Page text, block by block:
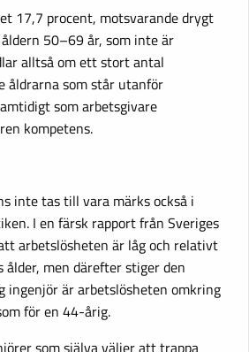
17,7 procent, motsvarande drygt
50–69 år, som inte är
alltså om ett stort antal
åldrarna som står utanför
som arbetsgivare
kompetens.
inte tas till vara märks också i
I en färsk rapport från Sveriges
arbetslösheten är låg och relativt
men därefter stiger den
ingenjör är arbetslösheten omkring
för en 44-årig.
som själva väljer att trappa